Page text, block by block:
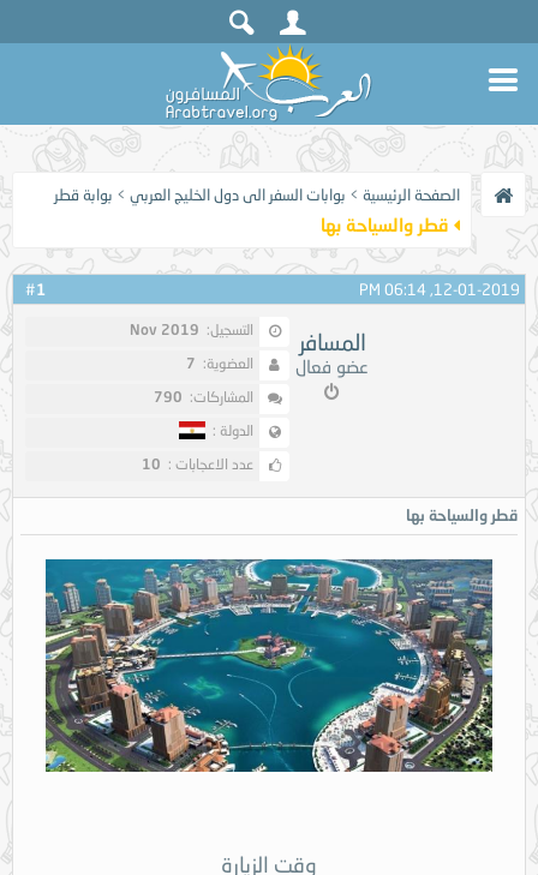
الصفحة الرئيسية > بوابات السفر الى دول الخليج العربي > بوابة قطر
قطر والسياحة بها
1 12-01-2019, 06:14 PM
المسافر
عضو فعال
التسجيل: Nov 2019
العضوية: 7
المشاركات: 790
الدولة :
عدد الاعجابات : 10
قطر والسياحة بها
وقت الزيارة